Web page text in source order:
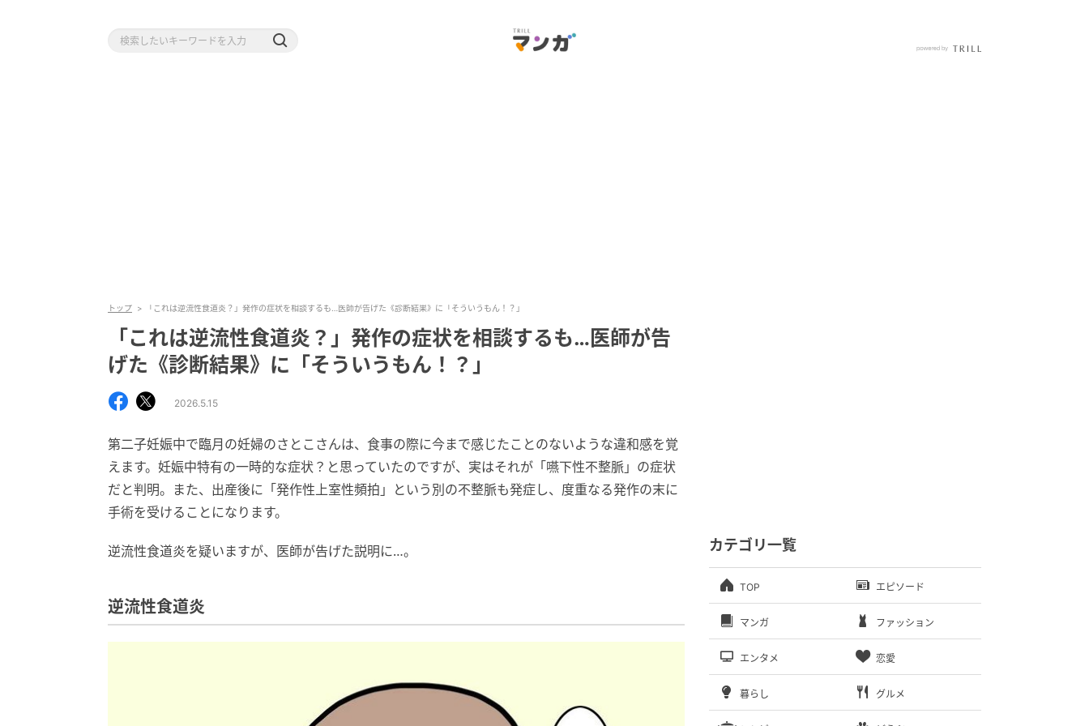
トップ 「これは逆流性食道炎？」発作の症状を相談するも…医師が告げた《診断結果》に「そういうもん！？」
「これは逆流性食道炎？」発作の症状を相談するも…医師が告
げた《診断結果》に「そういうもん！？」
2026.5.15
第二子妊娠中で臨月の妊婦のさとこさんは、食事の際に今まで感じたことのないような違和感を覚
えます。妊娠中特有の一時的な症状？と思っていたのですが、実はそれが「嚥下性不整脈」の症状
だと判明。また、出産後に「発作性上室性頻拍」という別の不整脈も発症し、度重なる発作の末に
手術を受けることになります。
逆流性食道炎を疑いますが、医師が告げた説明に…。
逆流性食道炎
カテゴリ一覧
TOP エピソード
マンガ ファッション
エンタメ 恋愛
暮らし グルメ